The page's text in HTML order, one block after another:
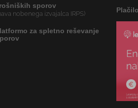
sporov
nobenega izvajalca IRPS)
za spletno reševanje